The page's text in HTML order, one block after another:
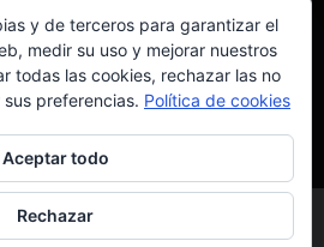
construyendo ya la
segunda fase!
para poder costearla.
nos mires, únete!
enlace y construye
y de terceros para garantizar el
medir su uso y mejorar nuestros
todas las cookies, rechazar las no
preferencias. Política de cookies
Aceptar todo
Rechazar